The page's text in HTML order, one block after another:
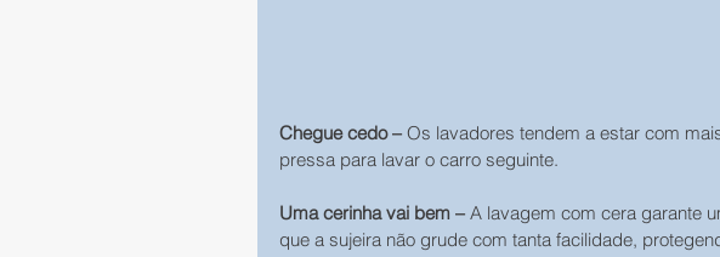
Chegue cedo – Os lavadores tendem a estar com
pressa para lavar o carro seguinte.
Uma cerinha vai bem – A lavagem com cera garante
que a sujeira não grude com tanta facilidade,